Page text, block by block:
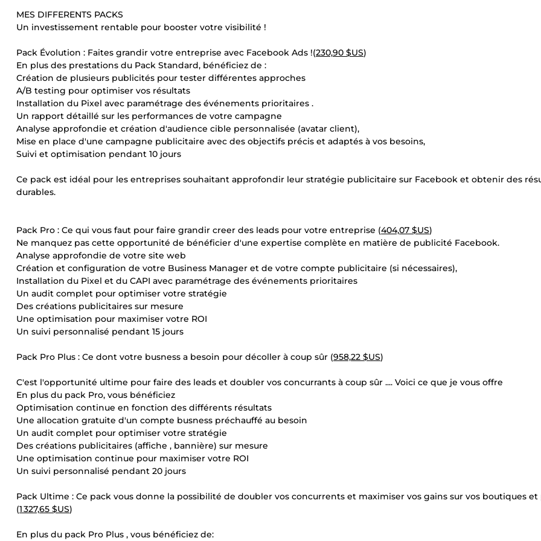
MES DIFFERENTS PACKS
Un investissement rentable pour booster votre visibilité !
Pack Évolution : Faites grandir votre entreprise avec Facebook Ads !(230,90 $US)
En plus des prestations du Pack Standard, bénéficiez de :
Création de plusieurs publicités pour tester différentes approches
A/B testing pour optimiser vos résultats
Installation du Pixel avec paramétrage des événements prioritaires .
Un rapport détaillé sur les performances de votre campagne
Analyse approfondie et création d'audience cible personnalisée (avatar client),
Mise en place d'une campagne publicitaire avec des objectifs précis et adaptés à vos besoins,
Suivi et optimisation pendant 10 jours
Ce pack est idéal pour les entreprises souhaitant approfondir leur stratégie publicitaire sur Facebook et obtenir des
durables.
Pack Pro : Ce qui vous faut pour faire grandir creer des leads pour votre entreprise (404,07 $US)
Ne manquez pas cette opportunité de bénéficier d'une expertise complète en matière de publicité Facebook.
Analyse approfondie de votre site web
Création et configuration de votre Business Manager et de votre compte publicitaire (si nécessaires),
Installation du Pixel et du CAPI avec paramétrage des événements prioritaires
Un audit complet pour optimiser votre stratégie
Des créations publicitaires sur mesure
Une optimisation pour maximiser votre ROI
Un suivi personnalisé pendant 15 jours
Pack Pro Plus : Ce dont votre busness a besoin pour décoller à coup sûr (958,22 $US)
C'est l'opportunité ultime pour faire des leads et doubler vos concurrants à coup sûr .... Voici ce que je vous offre
En plus du pack Pro, vous bénéficiez
Optimisation continue en fonction des différents résultats
Une allocation gratuite d'un compte busness préchauffé au besoin
Un audit complet pour optimiser votre stratégie
Des créations publicitaires (affiche , bannière) sur mesure
Une optimisation continue pour maximiser votre ROI
Un suivi personnalisé pendant 20 jours
Pack Ultime : Ce pack vous donne la possibilité de doubler vos concurrents et maximiser vos gains sur vos boutiques
(1 327,65 $US)
En plus du pack Pro Plus , vous bénéficiez de: